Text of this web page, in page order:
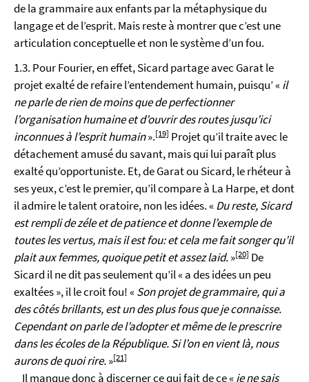
de la grammaire aux enfants par la métaphysique du
langage et de l’esprit. Mais reste à montrer que c’est une
articulation conceptuelle et non le système d’un fou.
1.3. Pour Fourier, en effet, Sicard partage avec Garat le
projet exalté de refaire l’entendement humain, puisqu’ «il
ne parle de rien de moins que de perfectionner
l’organisation humaine et d’ouvrir des routes jusqu’ici
inconnues à l’esprit humain».[19] Projet qu’il traite avec le
détachement amusé du savant, mais qui lui paraît plus
exalté qu’opportuniste. Et, de Garat ou Sicard, le rhéteur à
ses yeux, c’est le premier, qu’il compare à La Harpe, et dont
il admire le talent oratoire, non les idées. «Du reste, Sicard
est rempli de zéle et de patience et donne l’exemple de
toutes les vertus, mais il est fou: et cela me fait songer qu’il
plait aux femmes, quoique petit et assez laid.»[20] De
Sicard il ne dit pas seulement qu’il « a des idées un peu
exaltées », il le croit fou! «Son projet de grammaire, qui a
des côtés brillants, est un des plus fous que je connaisse.
Cependant on parle de l’adopter et même de le prescrire
dans les écoles de la République. Si l’on en vient là, nous
aurons de quoi rire.»[21]
Il manque donc à discerner ce qui fait de ce «je ne sais